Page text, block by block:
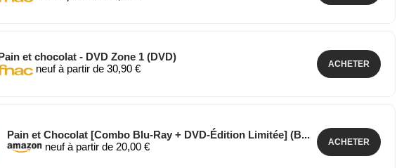
et chocolat - DVD Zone 1 (DVD)
neuf à partir de 30,90 €
ACHETER
Pain et Chocolat [Combo Blu-Ray + DVD-Édition Limitée] (B...
neuf à partir de 20,00 €
ACHETER